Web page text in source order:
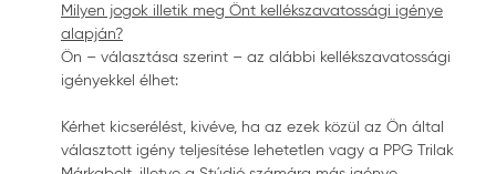
Milyen jogok illetik meg Önt kellékszavatossági igénye
alapján?
Ön – választása szerint – az alábbi kellékszavatossági
igényekkel élhet:
Kérhet kicserélést, kivéve, ha az ezek közül az Ön által
választott igény teljesítése lehetetlen vagy a PPG Trilak